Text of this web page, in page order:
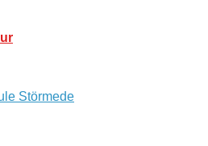
Störmede